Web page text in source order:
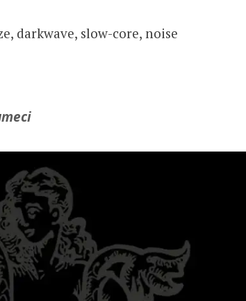
darkwave, slow-core, noise